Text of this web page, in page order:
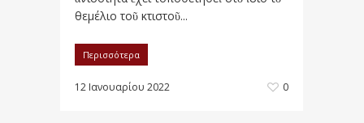
θεμέλιο τοῦ κτιστοῦ...
Περισσότερα
12 Ιανουαρίου 2022 0